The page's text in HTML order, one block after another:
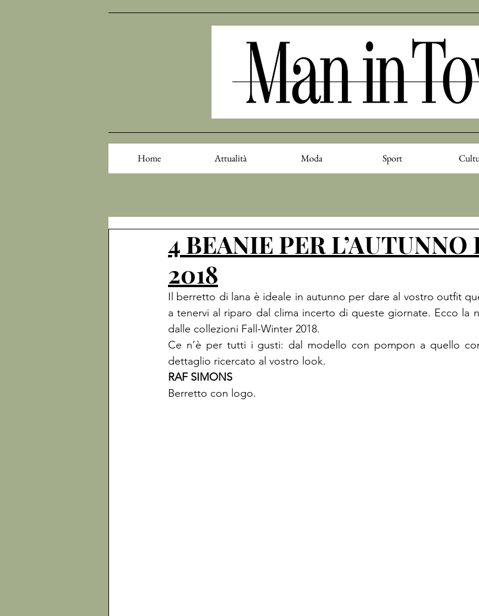
Home Attualità Moda Sport
4 BEANIE PER
2018
Il berretto di lana è ideale in autunno per dare al vostro outfit
a tenervi al riparo dal clima incerto di queste giornate. Ecco la
dalle collezioni Fall-Winter 2018.
Ce n’è per tutti i gusti: dal modello con pompon a quello
dettaglio ricercato al vostro look.
RAF SIMONS